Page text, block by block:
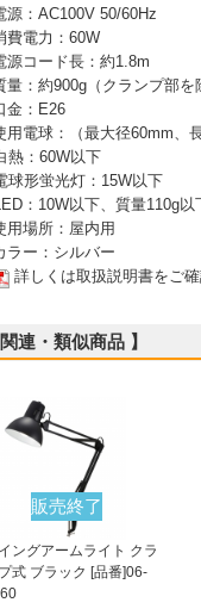
源：AC100V 50/60Hz
費電力：60W
源コード長：約1.8m
量：約900g（クランプ部を
金：E26
用電球：（最大径60mm、
熱：60W以下
球形蛍光灯：15W以下
：10W以下、質量110g以
用場所：屋内用
ラー：シルバー
詳しくは取扱説明書をご
関連・類似商品 】
販売終了
ングアームライト クラ
式 ブラック [品番]06-